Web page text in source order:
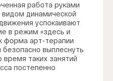
работа руками
динамической
успокаивают
в режим «здесь и
форма арт-терапии
выплеснуть
таких занятий
постепенно